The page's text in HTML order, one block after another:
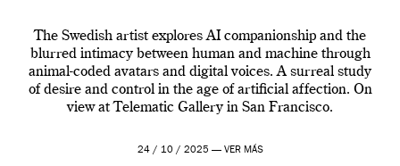
The Swedish artist explores AI companionship and the
blurred intimacy between human and machine through
animal-coded avatars and digital voices. A surreal study
of desire and control in the age of artificial affection. On
view at Telematic Gallery in San Francisco.
24 / 10 / 2025 — VER MÁS